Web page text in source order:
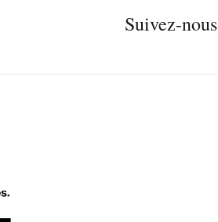
Suivez-nous